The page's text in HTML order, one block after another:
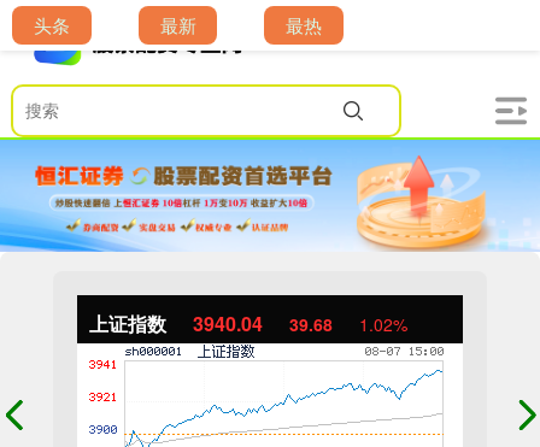
上证指数 3940.04 39.68 1.02%
头条 最新 最热